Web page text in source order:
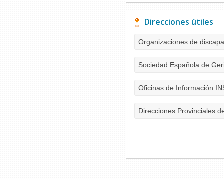
Direcciones útiles
Organizaciones de
Sociedad Española de
Oficinas de Información
Direcciones Provinciales